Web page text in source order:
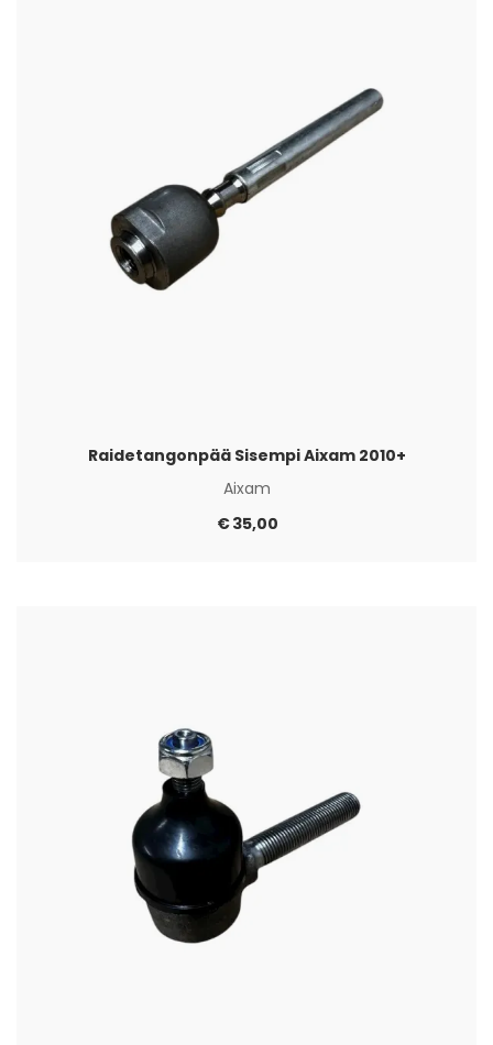
Raidetangonpää Sisempi Aixam 2010+
Aixam
€35,00